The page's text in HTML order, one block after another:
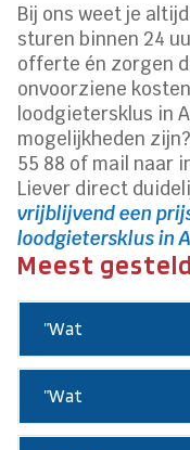
Bij ons weet je
sturen binnen 24
offerte én zorgen
onvoorziene
loodgietersklus in
mogelijkheden
55 88 of mail naar
Liever direct
vrijblijvend een
loodgietersklus in
Meest
”Wat
”Wat